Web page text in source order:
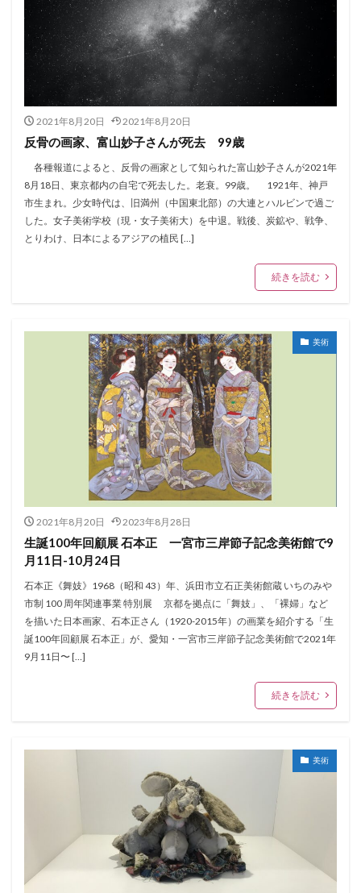
2021年8月20日 2021年8月20日
反骨の画家、富山妙子さんが死去 99歳
各種報道によると、反骨の画家として知られた富山妙子さんが2021年
8月18日、東京都内の自宅で死去した。老衰。99歳。 1921年、神戸
市生まれ。少女時代は、旧満州（中国東北部）の大連とハルビンで過ご
した。女子美術学校（現・女子美術大）を中退。戦後、炭鉱や、戦争、
とりわけ、日本によるアジアの植民 […]
続きを読む
美術
2021年8月20日 2023年8月28日
生誕100年回顧展 石本正 一宮市三岸節子記念美術館で9
月11日-10月24日
石本正《舞妓》1968（昭和 43）年、浜田市立石正美術館蔵 いちのみや
市制 100 周年関連事業 特別展 京都を拠点に「舞妓」、「裸婦」など
を描いた日本画家、石本正さん（1920-2015年）の画業を紹介する「生
誕100年回顧展 石本正」が、愛知・一宮市三岸節子記念美術館で2021年
9月11日〜 […]
続きを読む
美術